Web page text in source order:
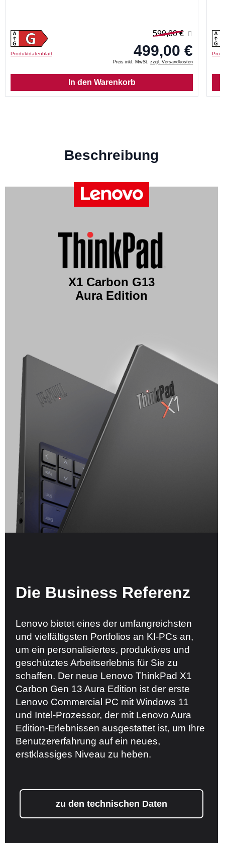
Produktdatenblatt
599,00 €
499,00 €
Preis inkl. MwSt.zzgl. Versandkosten
In den Warenkorb
Beschreibung
X1 Carbon G13
Aura Edition
Die Business Referenz
Lenovo bietet eines der umfangreichsten
und vielfältigsten Portfolios an KI-PCs an,
um ein personalisiertes, produktives und
geschütztes Arbeitserlebnis für Sie zu
schaffen. Der neue Lenovo ThinkPad X1
Carbon Gen 13 Aura Edition ist der erste
Lenovo Commercial PC mit Windows 11
und Intel-Prozessor, der mit Lenovo Aura
Edition-Erlebnissen ausgestattet ist, um Ihre
Benutzererfahrung auf ein neues,
erstklassiges Niveau zu heben.
zu den technischen Daten